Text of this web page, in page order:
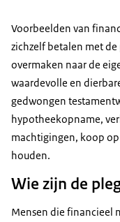
Voorbeelden van
zichzelf betalen met
overmaken naar de
waardevolle en
gedwongen
hypotheekopname,
machtigingen, koop
houden.
Wie zijn de
Mensen die financieel